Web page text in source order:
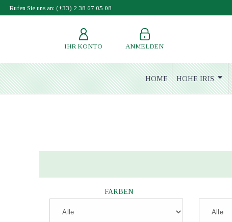
Rufen Sie uns an: (+33) 2 38 67 05 08
IHR KONTO ANMELDEN
HOME HOHE IRIS
FARBEN